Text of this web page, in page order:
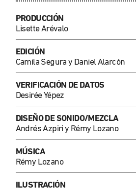
PRODUCCIÓN
Lisette Arévalo
EDICIÓN
Camila Segura y Daniel Alarcón
VERIFICACIÓN DE DATOS
Desirée Yépez
DISEÑO DE SONIDO/MEZCLA
Andrés Azpiri y Rémy Lozano
MÚSICA
Rémy Lozano
ILUSTRACIÓN